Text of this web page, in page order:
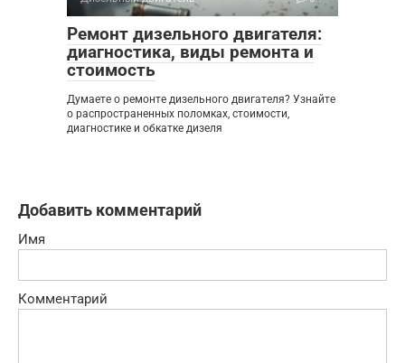
Ремонт дизельного двигателя:
диагностика, виды ремонта и
стоимость
Думаете о ремонте дизельного двигателя? Узнайте
о распространенных поломках, стоимости,
диагностике и обкатке дизеля
Добавить комментарий
Имя
Комментарий